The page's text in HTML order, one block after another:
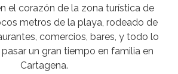
el corazón de la zona turística de
metros de la playa, rodeado de
comercios, bares, y todo lo
un gran tiempo en familia en
Cartagena.